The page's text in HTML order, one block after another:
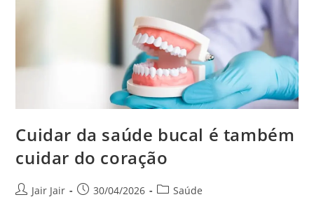
Cuidar da saúde bucal é também
cuidar do coração
Jair Jair 30/04/2026 Saúde